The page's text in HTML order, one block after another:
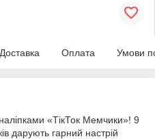
Доставка Оплата Умови
«ТікТок Мемчики»! 9
дарують гарний настрій